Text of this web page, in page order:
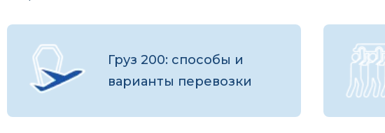
Груз 200: способы и
варианты перевозки